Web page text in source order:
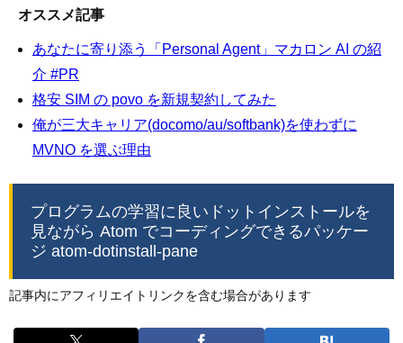
オススメ記事
あなたに寄り添う「Personal Agent」マカロン AI の紹
介 #PR
格安 SIM の povo を新規契約してみた
俺が三大キャリア(docomo/au/softbank)を使わずに
MVNO を選ぶ理由
プログラムの学習に良いドットインストールを
見ながら Atom でコーディングできるパッケー
ジ atom-dotinstall-pane
記事内にアフィリエイトリンクを含む場合があります